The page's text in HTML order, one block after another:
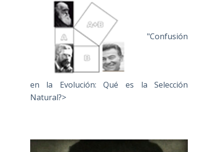
"Confusión
en la Evolución: Qué es la Selección
Natural?>